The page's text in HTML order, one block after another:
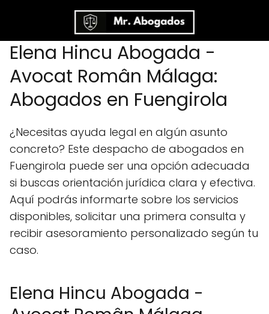
Elena Hincu Abogada -
Avocat Român Málaga:
Abogados en Fuengirola
¿Necesitas ayuda legal en algún asunto
concreto? Este despacho de abogados en
Fuengirola puede ser una opción adecuada
si buscas orientación jurídica clara y efectiva.
Aquí podrás informarte sobre los servicios
disponibles, solicitar una primera consulta y
recibir asesoramiento personalizado según tu
caso.
Elena Hincu Abogada -